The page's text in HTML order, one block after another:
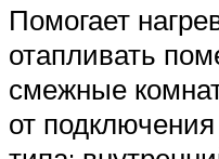
Помогает
отапливать
смежные
от